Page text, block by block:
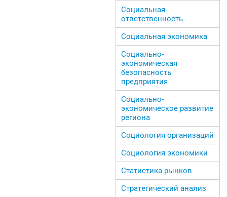
Социальная
ответственность
Социальная экономика
Социально-
экономическая
безопасность
предприятия
Социально-
экономическое развитие
региона
Социология организаций
Социология экономики
Статистика рынков
Стратегический анализ